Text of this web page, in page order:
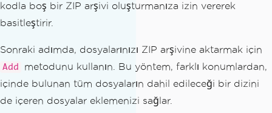
kodla boş bir ZIP arşivi oluşturmanıza izin vererek
basitleştirir.
Sonraki adımda, dosyalarınızı ZIP arşivine aktarmak için
Add
metodunu kullanın. Bu yöntem, farklı konumlardan,
içinde bulunan tüm dosyaların dahil edileceği bir dizini
de içeren dosyalar eklemenizi sağlar.